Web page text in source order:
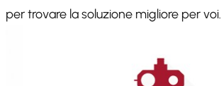
per trovare la soluzione migliore per voi.